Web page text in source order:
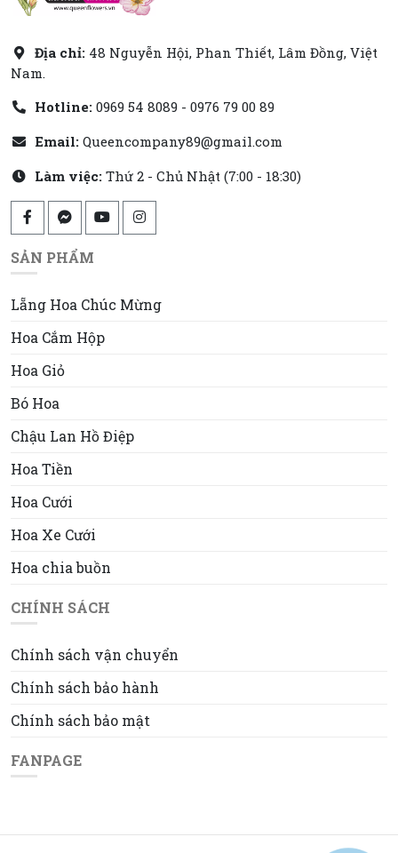
Địa chỉ: 48 Nguyễn Hội, Phan Thiết, Lâm Đồng, Việt
Nam.
Hotline: 0969 54 8089 - 0976 79 00 89
Email: Queencompany89@gmail.com
Làm việc: Thứ 2 - Chủ Nhật (7:00 - 18:30)
SẢN PHẨM
Lẵng Hoa Chúc Mừng
Hoa Cắm Hộp
Hoa Giỏ
Bó Hoa
Chậu Lan Hồ Điệp
Hoa Tiền
Hoa Cưới
Hoa Xe Cưới
Hoa chia buồn
CHÍNH SÁCH
Chính sách vận chuyển
Chính sách bảo hành
Chính sách bảo mật
FANPAGE